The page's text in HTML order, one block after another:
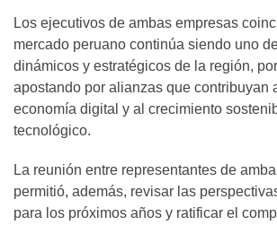
Los ejecutivos de ambas empresas
mercado peruano continúa siendo uno
dinámicos y estratégicos de la región,
apostando por alianzas que contribuyan
economía digital y al crecimiento
tecnológico.
La reunión entre representantes de
permitió, además, revisar las
para los próximos años y ratificar el